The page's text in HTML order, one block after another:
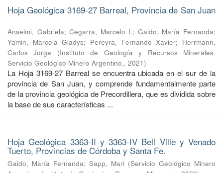
Hoja Geológica 3169-27 Barreal, Provincia de San Juan
Anselmi, Gabriela;Cegarra, Marcelo I.; Gaido, María Fernanda;
Yamin, Marcela Gladys; Pereyra, Fernando Xavier; Herrmann,
Carlos Jorge
(Instituto de Geología y Recursos Minerales.
Servicio Geológico Minero Argentino., 2021)
La Hoja 3169-27 Barreal se encuentra ubicada en el sur de la
provincia de San Juan, y comprende fundamentalmente parte
de la provincia geológica de Precordillera, que es dividida sobre
la base de sus características ...
Hoja Geológica 3363-II y 3363-IV Bell Ville y Venado
Tuerto, Provincias de Córdoba y Santa Fe.
Gaido, María Fernanda; Sapp, Mari (Servicio Geológico Minero